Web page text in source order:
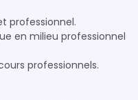
professionnel.
en milieu professionnel
professionnels.